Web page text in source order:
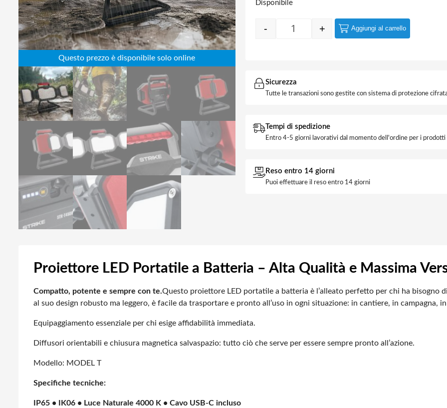
Abbigliamento da lavoro
Alimentatori
Batterie
Elettricità
Cablaggio
Elettronica
Edilizia
Ferramenta
Idraulica
Informatica
Disponibile
Quantity
- + Aggiungi al carrello
Sicurezza
Tutte le transazioni sono gestite con sistema di protezione
Tempi di spedizione
Entro 4-5 giorni lavorativi dal momento dell'ordine per i prodotti
Reso entro 14 giorni
Puoi effettuare il reso entro 14 giorni
Proiettore LED Portatile a Batteria – Alta Qualità e Massima
Compatto, potente e sempre con te.Questo proiettore LED portatile a batteria è l’alleato perfetto per chi ha bisogno
al suo design robusto ma leggero, è facile da trasportare e pronto all’uso in ogni situazione: in cantiere, in campagna,
Equipaggiamento essenziale per chi esige affidabilità immediata.
Diffusori orientabili e chiusura magnetica salvaspazio: tutto ciò che serve per essere sempre pronto all’azione.
Modello: MODEL T
Specifiche tecniche:
IP65 • IK06 • Luce Naturale 4000 K • Cavo USB-C incluso